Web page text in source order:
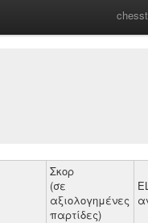
Σκορ
(σε
αξιολογημένες
παρτίδες)